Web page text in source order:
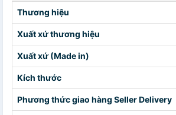
Thương hiệu
Xuất xứ thương hiệu
Xuất xứ (Made in)
Kích thước
Phương thức giao hàng Seller Delivery